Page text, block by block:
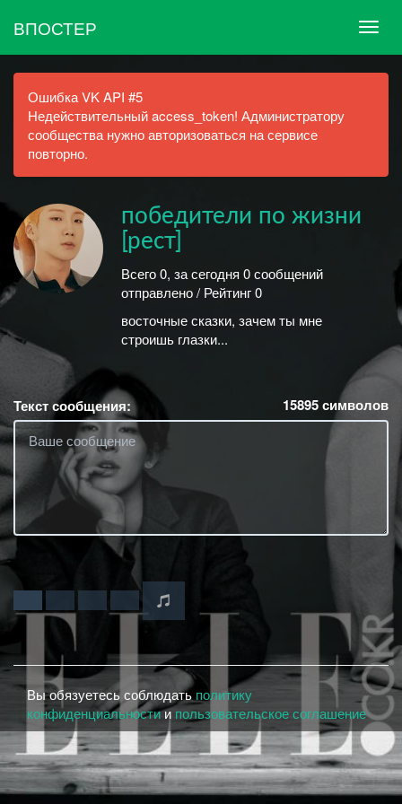
ВПОСТЕР
Ошибка VK API #5
Недействительный access_token! Администратору
сообщества нужно авторизоваться на сервисе
повторно.
победители по жизни
[рест]
Всего 0, за сегодня 0 сообщений
отправлено / Рейтинг 0
восточные сказки, зачем ты мне
строишь глазки...
Текст сообщения: 15895символов
Вы обязуетесь соблюдать политику
конфиденциальностиипользовательское соглашение